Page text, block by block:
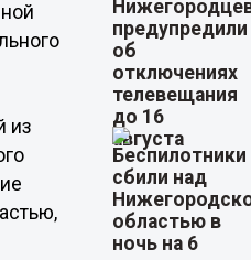
из